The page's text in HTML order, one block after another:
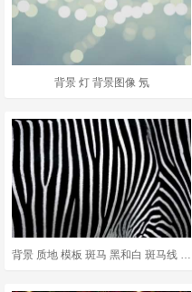
背景 灯 背景图像 氖
背景 质地 模板 斑马 黑和白 斑马线 动物 有条纹的 结构体